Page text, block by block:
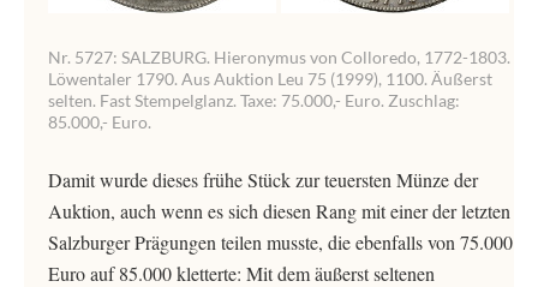
Nr. 5727: SALZBURG. Hieronymus von Colloredo, 1772-1803.
Löwentaler 1790. Aus Auktion Leu 75 (1999), 1100. Äußerst
selten. Fast Stempelglanz. Taxe: 75.000,- Euro. Zuschlag:
85.000,- Euro.
Damit wurde dieses frühe Stück zur teuersten Münze der
Auktion, auch wenn es sich diesen Rang mit einer der letzten
Salzburger Prägungen teilen musste, die ebenfalls von 75.000
Euro auf 85.000 kletterte: Mit dem äußerst seltenen